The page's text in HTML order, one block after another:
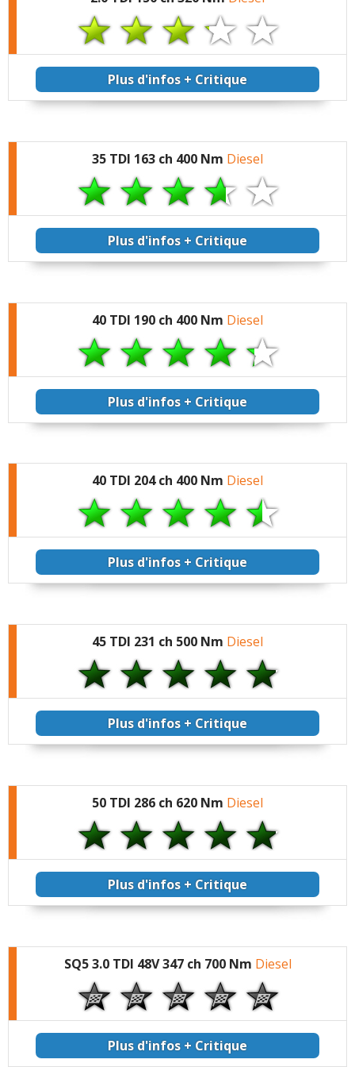
Modernité générale :
multimédia / Virtual
cockpit, présentation,
équipements etc... On
sent qu'on est à la
pointe avec ce Q5 (et
les Audi)
Macan modernisé
tellement il est proche
châssis, S Tronic en
commun, moteurs,
Fonction de conduite
automatique dans les
bouchons sympa, mais
ça fait cher le gadget
me semble t il. Mieux
vaut attendre la décote
d'équipement avant de
franchir le pas (les
premiers clients sont
ceux qui paient plein
pot pour les prochains
...)
Plus d'infos + Critique
35 TDI 163 ch 400 Nm Diesel
Plus d'infos + Critique
40 TDI 190 ch 400 Nm Diesel
Plus d'infos + Critique
40 TDI 204 ch 400 Nm Diesel
Plus d'infos + Critique
45 TDI 231 ch 500 Nm Diesel
Plus d'infos + Critique
50 TDI 286 ch 620 Nm Diesel
Plus d'infos + Critique
SQ5 3.0 TDI 48V 347 ch 700 Nm Diesel
Plus d'infos + Critique